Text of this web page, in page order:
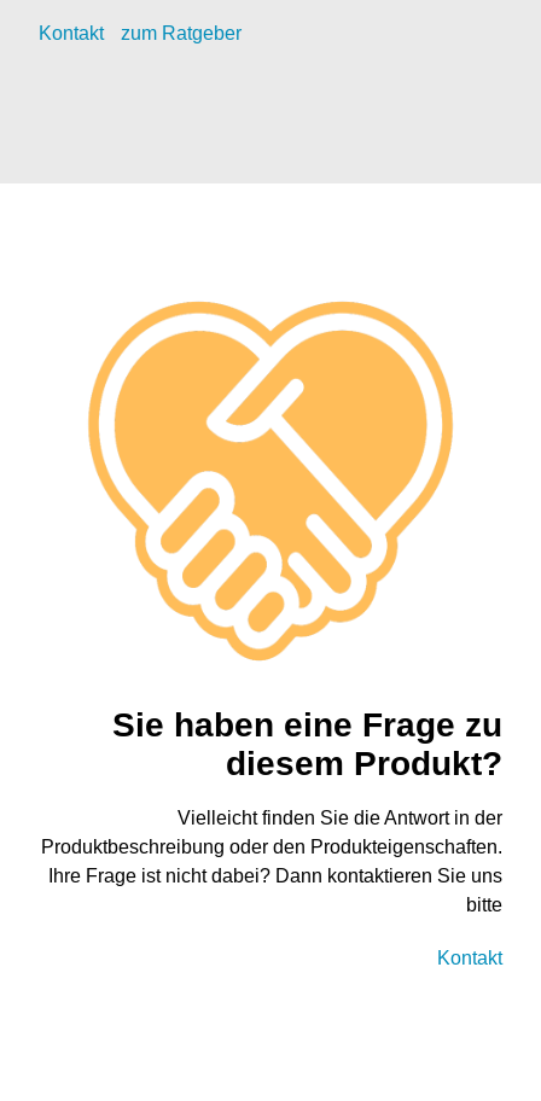
Kontakt zum Ratgeber
Sie haben eine Frage zu
diesem Produkt?
Vielleicht finden Sie die Antwort in der
Produktbeschreibung oder den Produkteigenschaften.
Ihre Frage ist nicht dabei? Dann kontaktieren Sie uns
bitte
Kontakt